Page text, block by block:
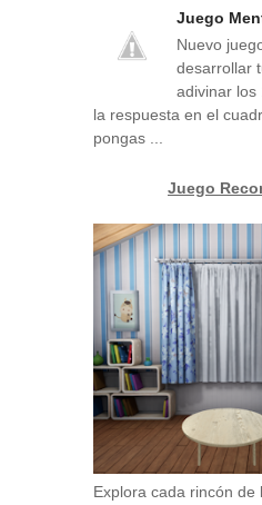
Juego
Nuevo
desarrollar
adivinar los
la respuesta en el
pongas ...
Juego
Explora cada rincón de